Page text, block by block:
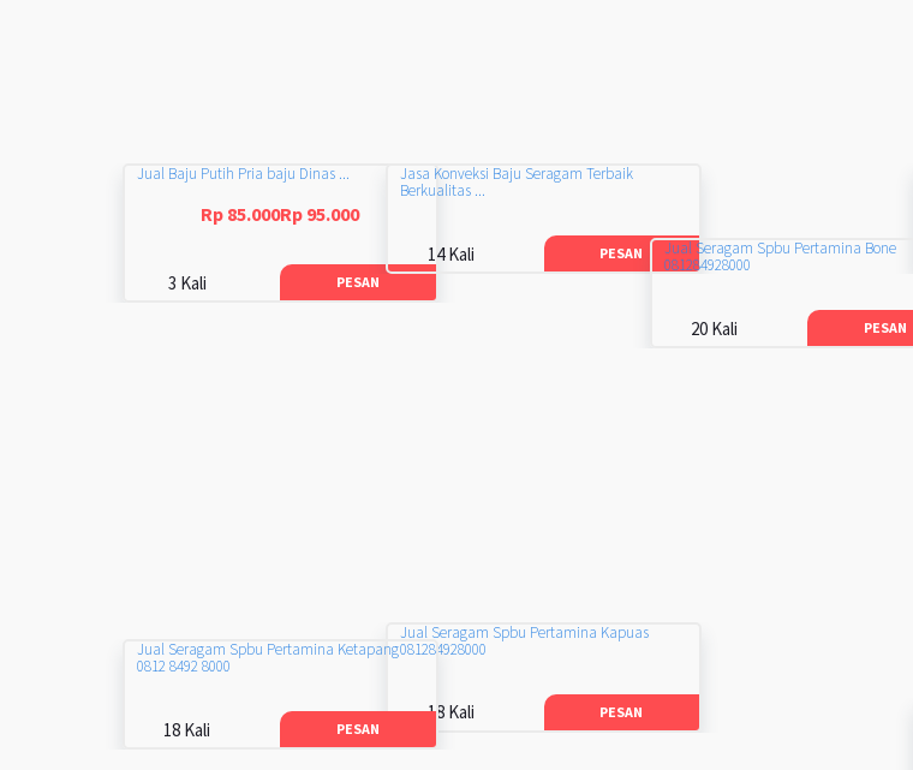
Jual Baju Putih Pria baju Dinas ...
Rp 85.000Rp 95.000
3 Kali PESAN
Jasa Konveksi Baju Seragam Terbaik
Berkualitas ...
14 Kali PESAN
Jual Seragam Spbu Pertamina Bone
081284928000
20 Kali PESAN
Jual Seragam Spbu Pertamina Kapuas
081284928000
18 Kali PESAN
Jual Seragam Spbu Pertamina Ketapang
0812 8492 8000
18 Kali PESAN